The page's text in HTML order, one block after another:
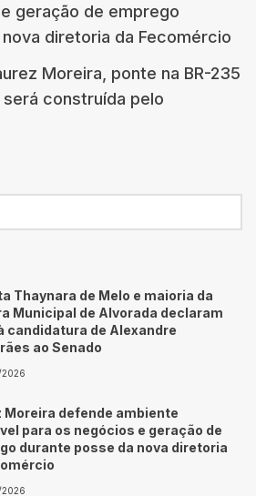
geração de emprego
diretoria da Fecomércio
Moreira, ponte na BR-235
construída pelo
Thaynara de Melo e maioria da
Municipal de Alvorada declaram
candidatura de Alexandre
ao Senado
Moreira defende ambiente
para os negócios e geração de
durante posse da nova diretoria